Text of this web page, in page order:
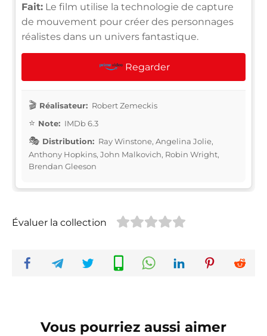
Fait: Le film utilise la technologie de capture
de mouvement pour créer des personnages
réalistes dans un univers fantastique.
Regarder
Réalisateur: Robert Zemeckis
Note: IMDb 6.3
Distribution: Ray Winstone, Angelina Jolie,
Anthony Hopkins, John Malkovich, Robin Wright,
Brendan Gleeson
Évaluer la collection
Vous pourriez aussi aimer